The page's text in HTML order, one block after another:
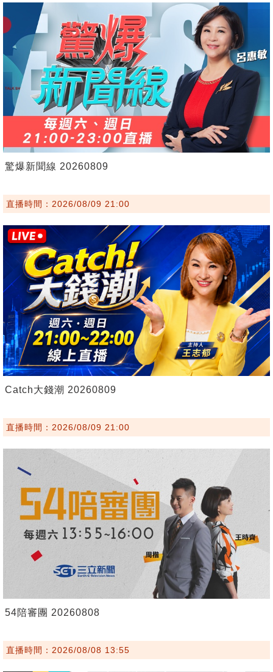
驚爆新聞線 20260809
直播時間：2026/08/09 21:00
Catch大錢潮 20260809
直播時間：2026/08/09 21:00
54陪審團 20260808
直播時間：2026/08/08 13:55